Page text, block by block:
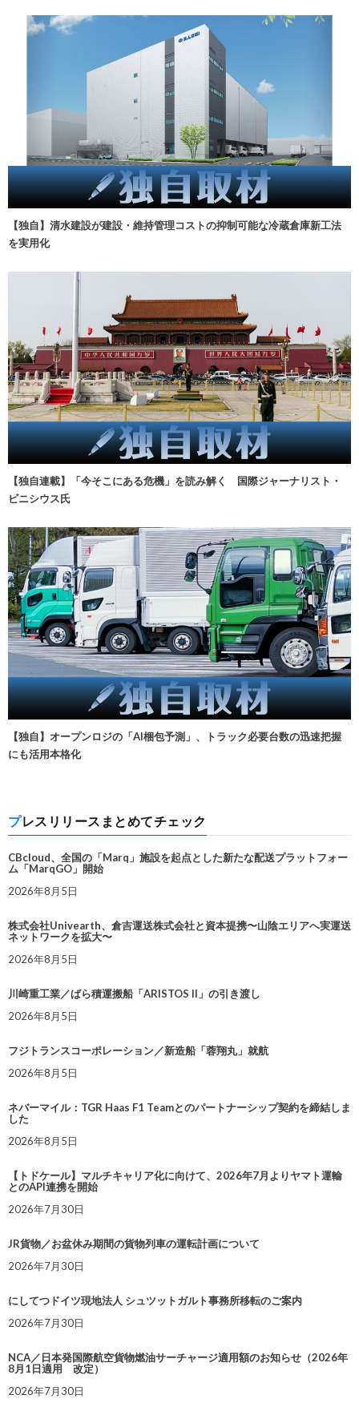
【独自】清水建設が建設・維持管理コストの抑制可能な冷蔵倉庫新工法
を実用化
【独自連載】「今そこにある危機」を読み解く 国際ジャーナリスト・
ビニシウス氏
【独自】オープンロジの「AI梱包予測」、トラック必要台数の迅速把握
にも活用本格化
プレスリリースまとめてチェック
CBcloud、全国の「Marq」施設を起点とした新たな配送プラットフォー
ム「MarqGO」開始
2026年8月5日
株式会社Univearth、倉吉運送株式会社と資本提携〜山陰エリアへ実運送
ネットワークを拡大〜
2026年8月5日
川崎重工業／ばら積運搬船「ARISTOS II」の引き渡し
2026年8月5日
フジトランスコーポレーション／新造船「蓉翔丸」就航
2026年8月5日
ネバーマイル：TGR Haas F1 Teamとのパートナーシップ契約を締結しま
した
2026年8月5日
【トドケール】マルチキャリア化に向けて、2026年7月よりヤマト運輸
とのAPI連携を開始
2026年7月30日
JR貨物／お盆休み期間の貨物列車の運転計画について
2026年7月30日
にしてつドイツ現地法人 シュツットガルト事務所移転のご案内
2026年7月30日
NCA／日本発国際航空貨物燃油サーチャージ適用額のお知らせ（2026年
8月1日適用 改定）
2026年7月30日